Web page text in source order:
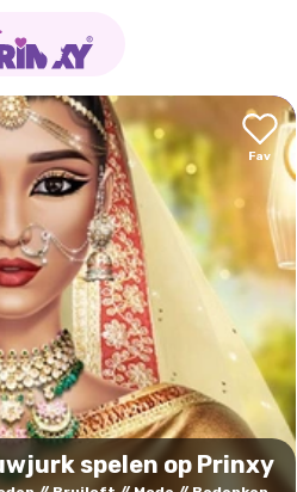
spelen op Prinxy